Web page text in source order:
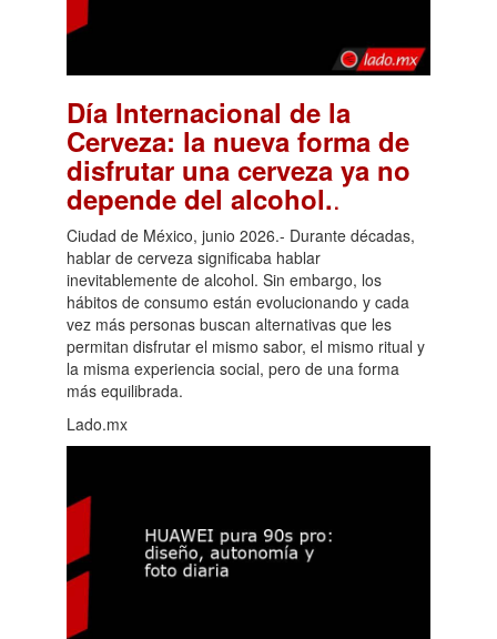
Día Internacional de la
Cerveza: la nueva forma de
disfrutar una cerveza ya no
depende del alcohol..
Ciudad de México, junio 2026.- Durante décadas,
hablar de cerveza significaba hablar
inevitablemente de alcohol. Sin embargo, los
hábitos de consumo están evolucionando y cada
vez más personas buscan alternativas que les
permitan disfrutar el mismo sabor, el mismo ritual y
la misma experiencia social, pero de una forma
más equilibrada.
Lado.mx